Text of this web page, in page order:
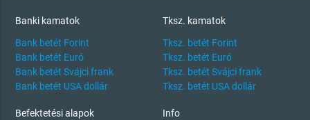
Banki kamatok
Bank betét Forint
Bank betét Euró
Bank betét Svájci frank
Bank betét USA dollár
Tksz. kamatok
Tksz. betét Forint
Tksz. betét Euró
Tksz. betét Svájci frank
Tksz. betét USA dollár
Befektetési alapok
Info